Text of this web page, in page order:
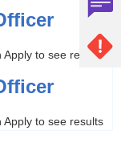
Apply to see results
Apply to see results